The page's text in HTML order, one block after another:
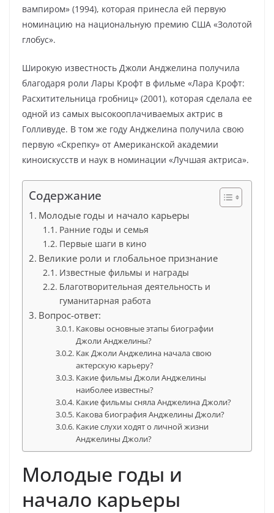
вампиром» (1994), которая принесла ей первую
номинацию на национальную премию США «Золотой
глобус».
Широкую известность Джоли Анджелина получила
благодаря роли Лары Крофт в фильме «Лара Крофт:
Расхитительница гробниц» (2001), которая сделала ее
одной из самых высокооплачиваемых актрис в
Голливуде. В том же году Анджелина получила свою
первую «Скрепку» от Американской академии
киноискусств и наук в номинации «Лучшая актриса».
Содержание
Молодые годы и начало карьеры
Ранние годы и семья
Первые шаги в кино
Великие роли и глобальное признание
Известные фильмы и награды
Благотворительная деятельность и
гуманитарная работа
Вопрос-ответ:
Каковы основные этапы биографии
Джоли Анджелины?
Как Джоли Анджелина начала свою
актерскую карьеру?
Какие фильмы Джоли Анджелины
наиболее известны?
Какие фильмы сняла Анджелина Джоли?
Какова биография Анджелины Джоли?
Какие слухи ходят о личной жизни
Анджелины Джоли?
Молодые годы и
начало карьеры